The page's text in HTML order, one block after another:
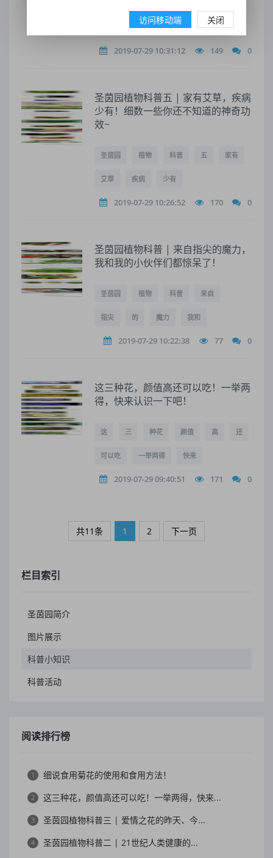
、 解毒 消肿 的
2019-07-29 10:31:12 149 0
圣茵园植物科普五 | 家有艾草，疾病
少有！细数一些你还不知道的神奇功
效~
圣茵园 植物 科普 五 家有
艾草 疾病 少有
2019-07-29 10:26:52 170 0
圣茵园植物科普 | 来自指尖的魔力，
我和我的小伙伴们都惊呆了！
圣茵园 植物 科普 来自
指尖 的 魔力 我和
2019-07-29 10:22:38 77 0
这三种花，颜值高还可以吃！一举两
得，快来认识一下吧！
这 三 种花 颜值 高 还
可以吃 一举两得 快来
2019-07-29 09:40:51 171 0
共11条 1 2 下一页
栏目索引
圣茵园简介
图片展示
科普小知识
科普活动
阅读排行榜
1 细说食用菊花的使用和食用方法！
2 这三种花，颜值高还可以吃！一举两得，快来...
3 圣茵园植物科普三 | 爱情之花的昨天、今...
4 圣茵园植物科普二 | 21世纪人类健康的...
访问移动端 关闭